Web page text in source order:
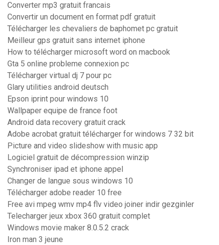
Converter mp3 gratuit francais
Convertir un document en format pdf gratuit
Télécharger les chevaliers de baphomet pc gratuit
Meilleur gps gratuit sans internet iphone
How to télécharger microsoft word on macbook
Gta 5 online probleme connexion pc
Télécharger virtual dj 7 pour pc
Glary utilities android deutsch
Epson iprint pour windows 10
Wallpaper equipe de france foot
Android data recovery gratuit crack
Adobe acrobat gratuit télécharger for windows 7 32 bit
Picture and video slideshow with music app
Logiciel gratuit de décompression winzip
Synchroniser ipad et iphone appel
Changer de langue sous windows 10
Télécharger adobe reader 10 free
Free avi mpeg wmv mp4 flv video joiner indir gezginler
Telecharger jeux xbox 360 gratuit complet
Windows movie maker 8.0.5.2 crack
Iron man 3 jeune